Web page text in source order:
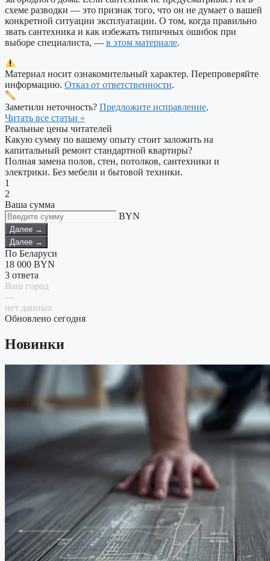
схеме разводки — это признак того, что он не думает о вашей
конкретной ситуации эксплуатации. О том, когда правильно
звать сантехника и как избежать типичных ошибок при
выборе специалиста, — в этом материале.
Материал носит ознакомительный характер. Перепроверяйте
информацию. Отказ от ответственности.
Заметили неточность? Предложите исправление.
Читать все статьи »
Реальные цены читателей
Какую сумму по вашему опыту стоит заложить на
капитальный ремонт стандартной квартиры?
Полная замена полов, стен, потолков, сантехники и
электрики. Без мебели и бытовой техники.
1
2
Ваша сумма
BYN
Далее →
Далее →
По Беларуси
18 000 BYN
3 ответа
Ваш город
—
нет данных
Обновлено сегодня
Новинки